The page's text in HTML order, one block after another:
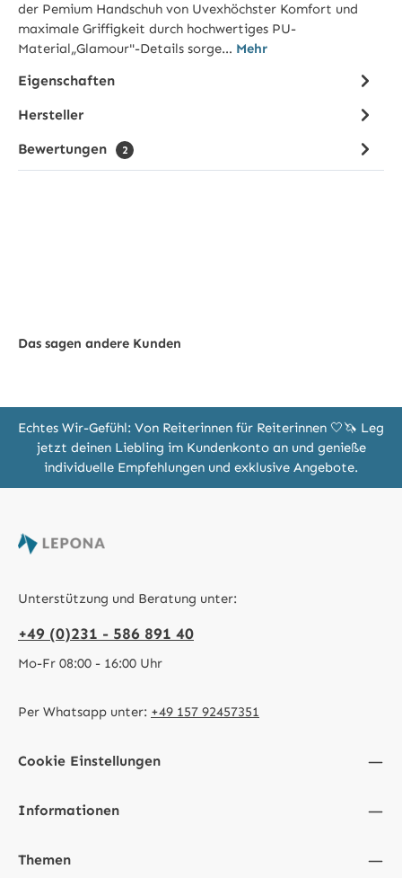
der Pemium Handschuh von Uvexhöchster Komfort und
maximale Griffigkeit durch hochwertiges PU-
Material„Glamour"-Details sorge… Mehr
Eigenschaften
Hersteller
Bewertungen
2
Das sagen andere Kunden
Echtes Wir-Gefühl: Von Reiterinnen für Reiterinnen 🤍🦄 Leg
jetzt deinen Liebling im Kundenkonto an und genieße
individuelle Empfehlungen und exklusive Angebote.
Unterstützung und Beratung unter:
+49 (0)231 - 586 891 40
Mo-Fr 08:00 - 16:00 Uhr
Per Whatsapp unter: +49 157 92457351
Cookie Einstellungen
Informationen
Themen